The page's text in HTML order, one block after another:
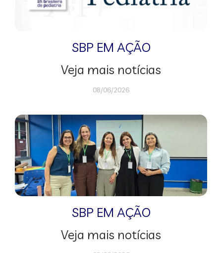
SBP EM AÇÃO
Veja mais notícias
08/06/2026
SBP EM AÇÃO
Veja mais notícias